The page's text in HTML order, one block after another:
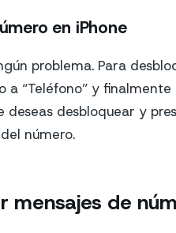
en iPhone
problema. Para
a “Teléfono” y
desbloquear y
número.
mensajes de